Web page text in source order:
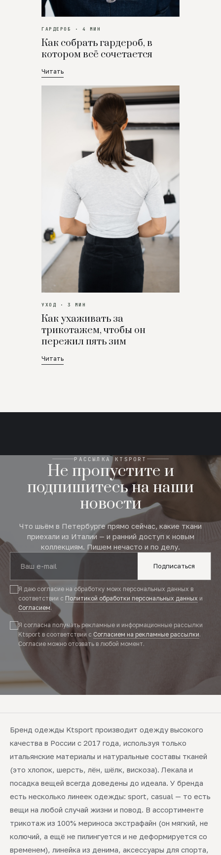
ГАРДЕРОБ · 4 МИН
Как собрать гардероб, в
котором всё сочетается
Читать
УХОД · 3 МИН
Как ухаживать за
трикотажем, чтобы он
пережил пять зим
Читать
РАССЫЛКА KTSPORT
Не пропустите и
подпишитесь на наши
новости
Что шьём в Петербурге прямо сейчас, какие ткани
приехали из Италии — и ранний доступ к новым
коллекциям. Пишем нечасто и по делу.
Подписаться
Я даю согласие на обработку моих персональных данных в
соответствии с Политикой обработки персональных данных и
Согласием.
Я согласна получать рекламные и информационные рассылки
Ktsport в соответствии с Согласием на рекламные рассылки.
Согласие можно отозвать в любой момент.
Бренд одежды Ktsport производит одежду высокого
качества в России с 2017 года, используя только
итальянские материалы и натуральные составы тканей
(это хлопок, шерсть, лён, шёлк, вискоза). Лекала и
посадка вещей всегда доведены до идеала. У бренда
есть несколько линеек одежды: sport, casual — то есть
вещи на любой случай жизни и повод. В ассортименте
трикотаж из 100% мериноса экстрафайн (он мягкий, не
колючий, а ещё не пилингуется и не деформируется со
временем), линейка из денима, аксессуары для спорта,